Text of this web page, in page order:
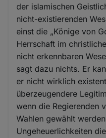
der islamischen
nicht-existierenden
einst die „Könige von
Herrschaft im
nicht erkennbaren
sagt dazu nichts. Er
er nicht wirklich
überzeugendere
wenn die Regierenden
Wahlen gewählt
Ungeheuerlichkeiten